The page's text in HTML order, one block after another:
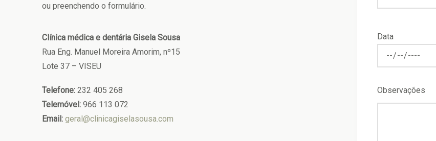
ou preenchendo o formulário.
Clínica médica e dentária Gisela Sousa
Rua Eng. Manuel Moreira Amorim, nº15
Lote 37 – VISEU
Telefone: 232 405 268
Telemóvel: 966 113 072
Email: geral@clinicagiselasousa.com
Data
Observações